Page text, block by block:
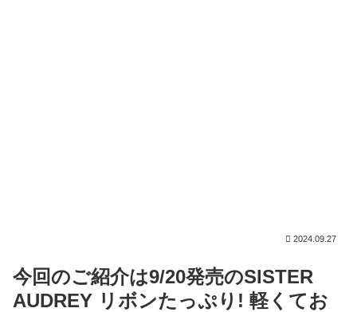
2024.09.27
今回のご紹介は9/20発売のSISTER
AUDREY リボンたっぷり! 軽くてお